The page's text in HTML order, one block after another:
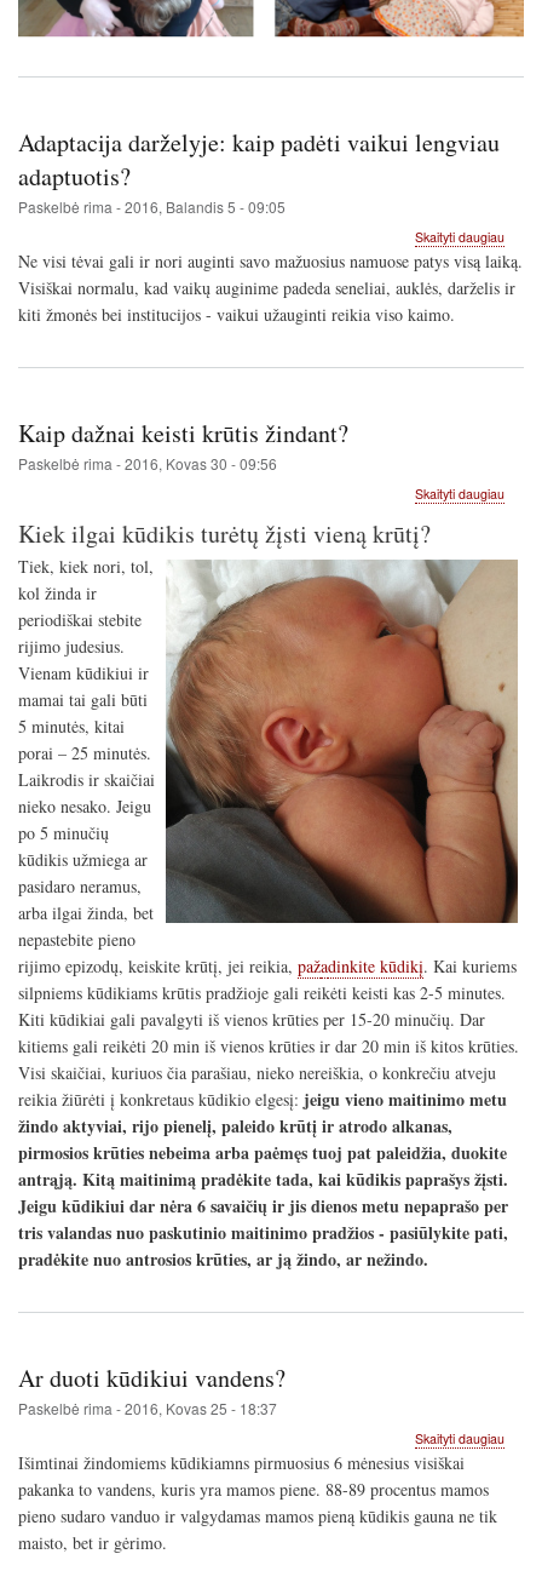
Adaptacija darželyje: kaip padėti vaikui lengviau
adaptuotis?
Paskelbė rima -2016, Balandis 5 - 09:05
Skaityti daugiauapie
kaip
Ne visi tėvai gali ir nori auginti savo mažuosius namuose patys visą laiką.
Visiškai normalu, kad vaikų auginime padeda seneliai, auklės, darželis ir
kiti žmonės bei institucijos - vaikui užauginti reikia viso kaimo.
Kaip dažnai keisti krūtis žindant?
Paskelbė rima -2016, Kovas 30 - 09:56
Skaityti daugiauapie
Kiek ilgai kūdikis turėtų žįsti vieną krūtį?
Tiek, kiek nori, tol,
kol žinda ir
periodiškai stebite
rijimo judesius.
Vienam kūdikiui ir
mamai tai gali būti
5 minutės, kitai
porai – 25 minutės.
Laikrodis ir skaičiai
nieko nesako. Jeigu
po 5 minučių
kūdikis užmiega ar
pasidaro neramus,
arba ilgai žinda, bet
nepastebite pieno
rijimo epizodų, keiskite krūtį, jei reikia, pažadinkite kūdikį. Kai kuriems
silpniems kūdikiams krūtis pradžioje gali reikėti keisti kas 2-5 minutes.
Kiti kūdikiai gali pavalgyti iš vienos krūties per 15-20 minučių. Dar
kitiems gali reikėti 20 min iš vienos krūties ir dar 20 min iš kitos krūties.
Visi skaičiai, kuriuos čia parašiau, nieko nereiškia, o konkrečiu atveju
reikia žiūrėti į konkretaus kūdikio elgesį: jeigu vieno maitinimo metu
žindo aktyviai, rijo pienelį, paleido krūtį ir atrodo alkanas,
pirmosios krūties nebeima arba paėmęs tuoj pat paleidžia, duokite
antrąją. Kitą maitinimą pradėkite tada, kai kūdikis paprašys žįsti.
Jeigu kūdikiui dar nėra 6 savaičių ir jis dienos metu nepaprašo per
tris valandas nuo paskutinio maitinimo pradžios - pasiūlykite pati,
pradėkite nuo antrosios krūties, ar ją žindo, ar nežindo.
Ar duoti kūdikiui vandens?
Paskelbė rima -2016, Kovas 25 - 18:37
Skaityti daugiauapie
Išimtinai žindomiems kūdikiamns pirmuosius 6 mėnesius visiškai
pakanka to vandens, kuris yra mamos piene. 88-89 procentus mamos
pieno sudaro vanduo ir valgydamas mamos pieną kūdikis gauna ne tik
maisto, bet ir gėrimo.